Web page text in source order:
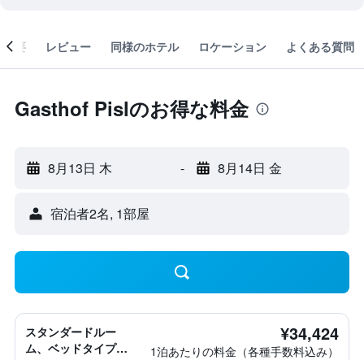
概要 レビュー 同様のホテル ロケーション よくある質問
Gasthof Pislのお得な料金
8月13日 木 - 8月14日 金
宿泊者2名, 1​部屋
スタンダードルー
ム、ベッドタイプ情
¥34,424
1泊あたりの料金（各種手数料込み）